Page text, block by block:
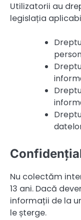
Utilizatorii au
legislația
Nu colectăm
13 ani. Dacă
informații de la
le șterge.